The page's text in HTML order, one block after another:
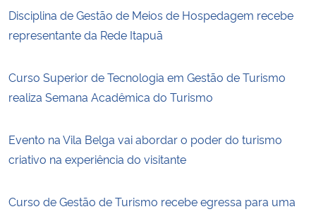
Disciplina de Gestão de Meios de Hospedagem recebe
representante da Rede Itapuã
Curso Superior de Tecnologia em Gestão de Turismo
realiza Semana Acadêmica do Turismo
Evento na Vila Belga vai abordar o poder do turismo
criativo na experiência do visitante
Curso de Gestão de Turismo recebe egressa para uma